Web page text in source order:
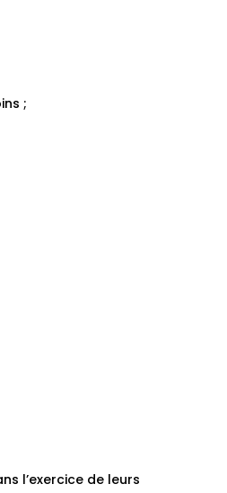
;
l’exercice de leurs